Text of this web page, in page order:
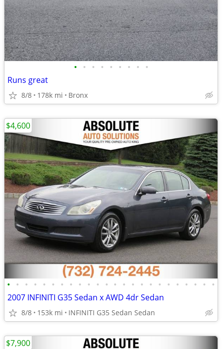
• • • • • • • • •
Runs great
8/8 178k mi Bronx
• • • • • • • • • • • • • • • • • • • • • • • •
2007 INFINITI G35 Sedan x AWD 4dr Sedan
8/8 153k mi INFINITI G35 Sedan Sedan
$4,600
$7,900